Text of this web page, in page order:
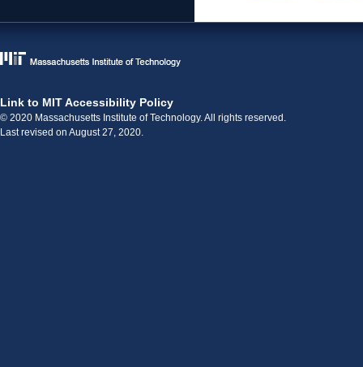
Link to MIT Accessibility Policy
© 2020 Massachusetts Institute of Technology. All rights reserved.
Last revised on August 27, 2020.